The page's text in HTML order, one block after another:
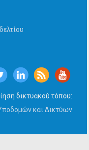
δικτυακού τόπου:
και Δικτύων